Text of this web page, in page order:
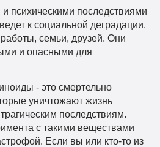
психическими последствиями
к социальной деградации.
семьи, друзей. Они
и опасными для
- это смертельно
уничтожают жизнь
последствиям.
с такими веществами
Если вы или кто-то из